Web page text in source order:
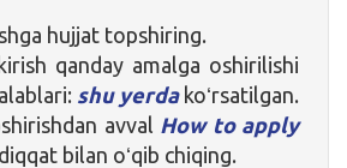
hujjat topshiring.
qanday amalga oshirilishi
shu yerdakoʻrsatilgan.
avval How to apply
bilan oʻqib chiqing.